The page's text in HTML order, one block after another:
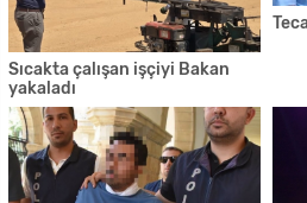
Sıcakta çalışan işçiyi Bakan
yakaladı